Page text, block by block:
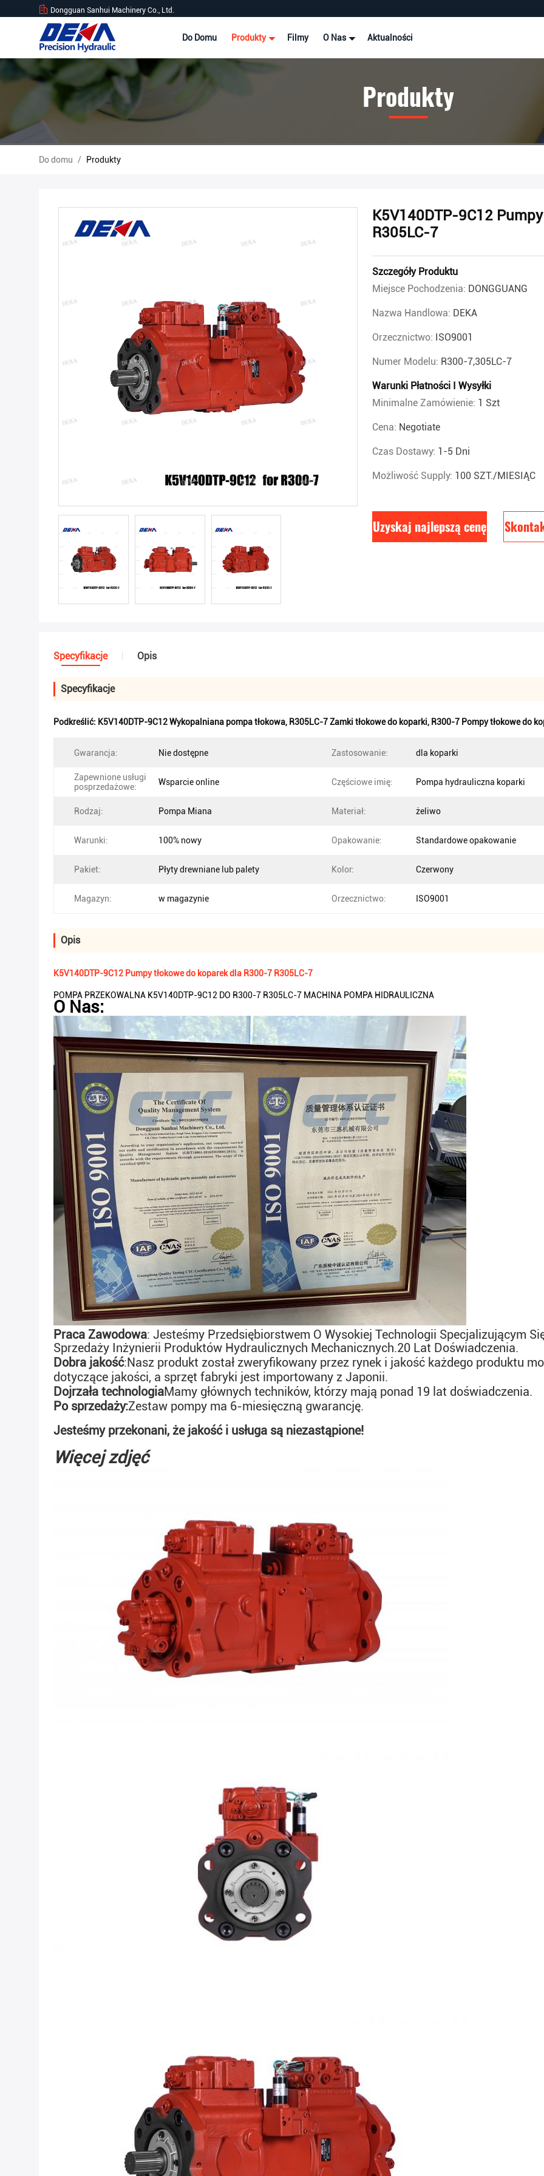
Dongguan Sanhui Machinery Co., Ltd.
Do Domu Produkty Filmy O Nas Aktualności
Produkty
Do domu / Produkty
K5V140DTP-9C12
R305LC-7
Szczegóły Produktu
Miejsce Pochodzenia: DONGGUANG
Nazwa Handlowa: DEKA
Orzecznictwo: ISO9001
Numer Modelu: R300-7,305LC-7
Warunki Płatności I Wysyłki
Minimalne Zamówienie: 1 Szt
Cena: Negotiate
Czas Dostawy: 1-5 Dni
Możliwość Supply: 100 SZT./MIESIĄC
Uzyskaj najlepszą cenę
Specyfikacje Opis
Specyfikacje
Podkreślić: K5V140DTP-9C12 Wykopalniana pompa tłokowa, R305LC-7 Zamki tłokowe do koparki, R300-7 Pompy tłokowe do
Gwarancja: Nie dostępne Zastosowanie: dla koparki
Zapewnione usługi
posprzedażowe:
Wsparcie online Częściowe imię: Pompa hydrauliczna koparki
Rodzaj: Pompa Miana Materiał: żeliwo
Warunki: 100% nowy Opakowanie: Standardowe opakowanie
Pakiet: Płyty drewniane lub palety Kolor: Czerwony
Magazyn: w magazynie Orzecznictwo: ISO9001
Opis
K5V140DTP-9C12 Pumpy tłokowe do koparek dla R300-7 R305LC-7
POMPA PRZEKOWALNA K5V140DTP-9C12 DO R300-7 R305LC-7 MACHINA POMPA HIDRAULICZNA
O Nas:
Praca Zawodowa: Jesteśmy Przedsiębiorstwem O Wysokiej Technologii Specjalizującym
Sprzedaży Inżynierii Produktów Hydraulicznych Mechanicznych.20 Lat Doświadczenia.
Dobra jakość:Nasz produkt został zweryfikowany przez rynek i jakość każdego produktu
dotyczące jakości, a sprzęt fabryki jest importowany z Japonii.
Dojrzała technologiaMamy głównych techników, którzy mają ponad 19 lat doświadczenia.
Po sprzedaży:Zestaw pompy ma 6-miesięczną gwarancję.
Jesteśmy przekonani, że jakość i usługa są niezastąpione!
Więcej zdjęć